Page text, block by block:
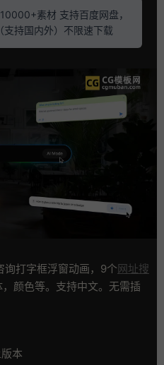
素材 支持百度网盘，
持国内外）不限速下载
询打字框浮窗动画，9个网址搜
颜色等。支持中文。无需插
本